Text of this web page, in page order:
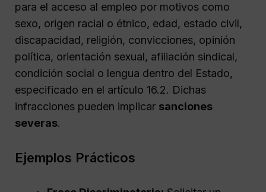
para el acceso al empleo por motivos como
sexo, origen racial o étnico, edad, estado civil,
discapacidad, religión, convicciones, opinión
política, orientación sexual, afiliación sindical,
condición social o lengua dentro del Estado,
especificado en el artículo 16.2. Dichas
infracciones pueden implicar sanciones
severas.
Ejemplos Prácticos